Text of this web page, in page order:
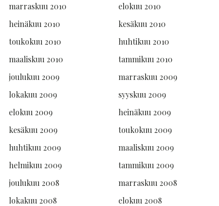
marraskuu 2010
elokuu 2010
heinäkuu 2010
kesäkuu 2010
toukokuu 2010
huhtikuu 2010
maaliskuu 2010
tammikuu 2010
joulukuu 2009
marraskuu 2009
lokakuu 2009
syyskuu 2009
elokuu 2009
heinäkuu 2009
kesäkuu 2009
toukokuu 2009
huhtikuu 2009
maaliskuu 2009
helmikuu 2009
tammikuu 2009
joulukuu 2008
marraskuu 2008
lokakuu 2008
elokuu 2008